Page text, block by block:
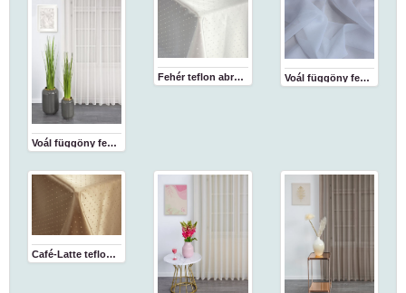
Voál függöny fehér
Fehér teflon abrosz Voál függöny fehér 180 cm
Café-Latte teflon abrosz